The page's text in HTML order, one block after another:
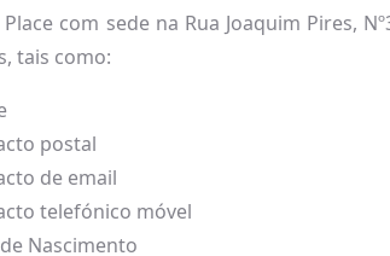
com sede na Rua Joaquim Pires,
tais como:
postal
de email
telefónico móvel
Nascimento